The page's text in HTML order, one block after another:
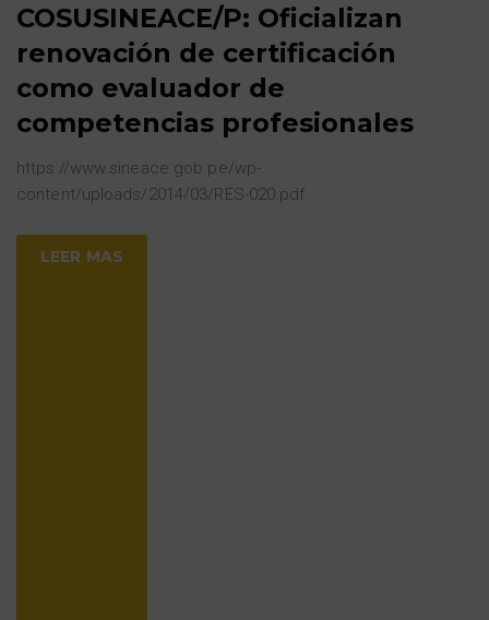
COSUSINEACE/P: Oficializan
renovación de certificación
como evaluador de
competencias profesionales
https://www.sineace.gob.pe/wp-
content/uploads/2014/03/RES-020.pdf
LEER MAS